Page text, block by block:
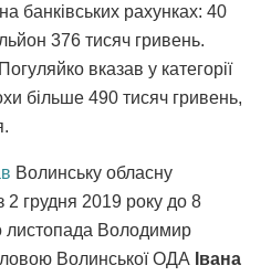
банківських рахунках: 40
376 тисяч гривень.
вказав у категорії
більше 490 тисяч гривень,
Волинську обласну
2 грудня 2019 року до 8
листопада Володимир
Волинської ОДА Івана